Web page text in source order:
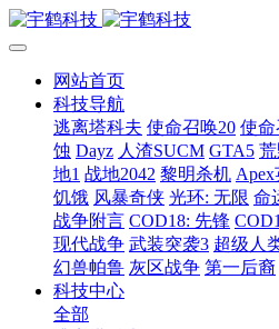
网站首页
科技导航
逃离塔科夫 使命召唤20 使命
蚀 Dayz 人渣SUCM GTA5
地1 战地2042 黎明杀机
饥饿 风暴奇侠 光环: 无限 命
战争附言 COD18: 先锋
现代战争 武装突袭3 超级人
幻兽帕鲁 灰区战争 第一后裔
科技中心
全部